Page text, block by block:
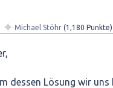
✦ Michael Stöhr (1,180 Punkte)
dessen Lösung wir uns